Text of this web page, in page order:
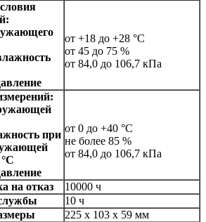
от +18 до +28 °С
от 45 до 75 %
от 84,0 до 106,7 кПа
при
от 0 до +40 °С
не более 85 %
от 84,0 до 106,7 кПа
на отказ
10000 ч
10 ч
225 x 103 x 59 мм